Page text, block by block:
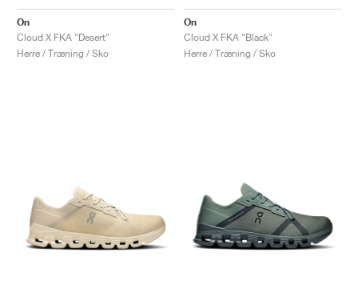
On
Cloud X FKA "Desert"
Herre / Træning / Sko
On
Cloud X FKA "Black"
Herre / Træning / Sko